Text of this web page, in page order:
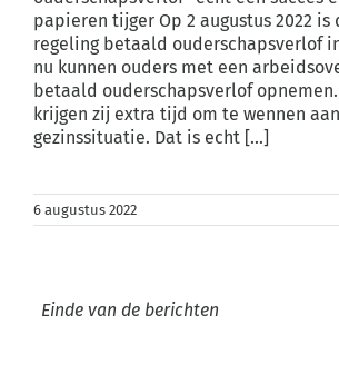
papieren tijger Op 2 augustus 2022 is
regeling betaald ouderschapsverlof
nu kunnen ouders met een
betaald ouderschapsverlof
krijgen zij extra tijd om te wennen
gezinssituatie. Dat is echt [...]
6 augustus 2022